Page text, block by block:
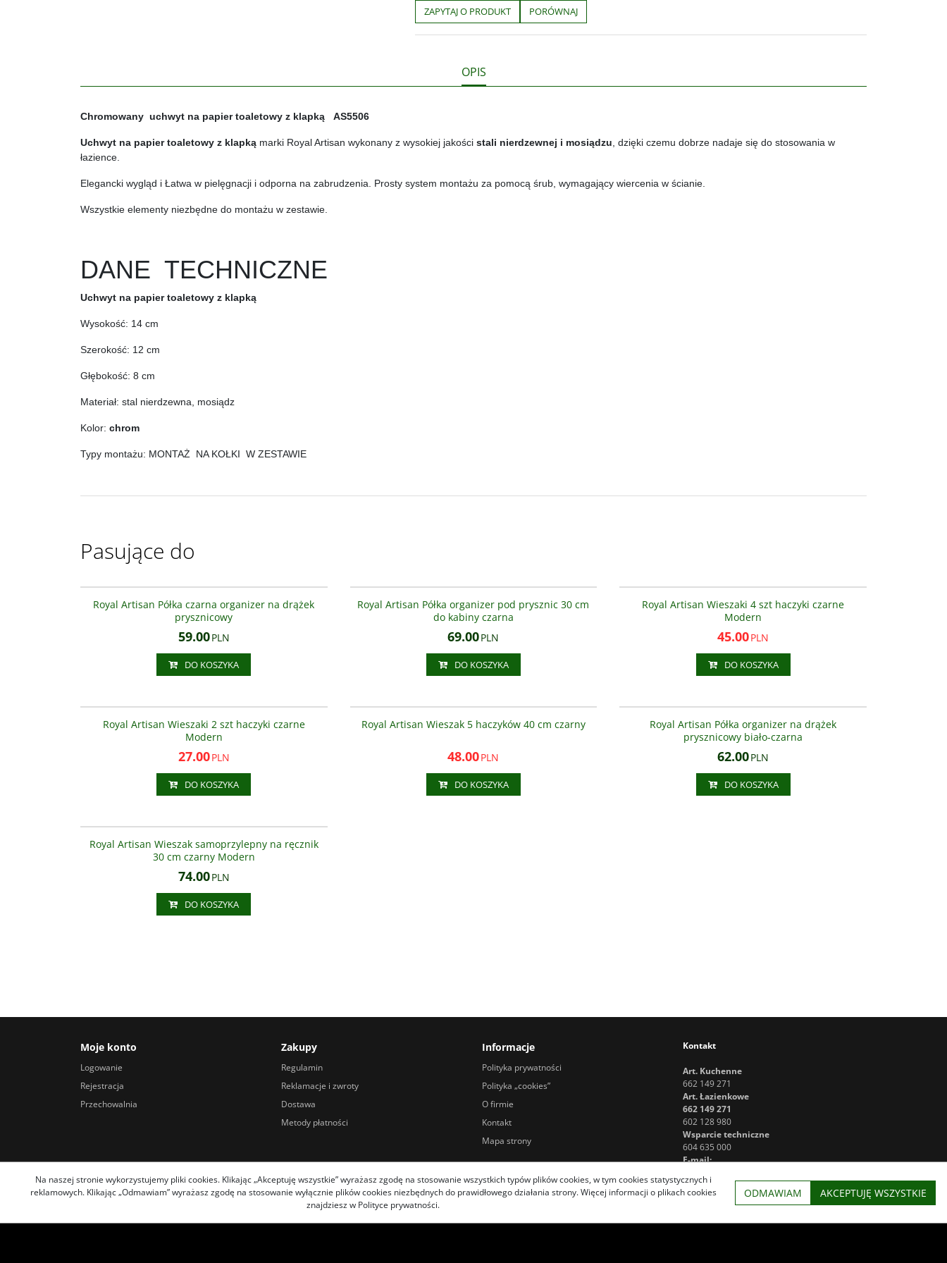
b
o
o
t
e
r
L
i
n
i
e
l
ZAPYTAJ O PRODUKT PORÓWNAJ
OPIS
Chromowany uchwyt na papier toaletowy z klapką AS5506
Uchwyt na papier toaletowy z klapką marki Royal Artisan wykonany z wysokiej jakości stali nierdzewnej i mosiądzu , dzięki czemu dobrze nadaje się do stosowania w
łazience.
Elegancki wygląd i Łatwa w pielęgnacji i odporna na zabrudzenia. Prosty system montażu za pomocą śrub, wymagający wiercenia w ścianie.
Wszystkie elementy niezbędne do montażu w zestawie.
DANE TECHNICZNE
Uchwyt na papier toaletowy z klapką
Wysokość: 14 cm
Szerokość: 12 cm
Głębokość: 8 cm
Materiał: stal nierdzewna, mosiądz
Kolor: chrom
Typy montażu: MONTAŻ NA KOŁKI W ZESTAWIE
Pasujące do
Royal Artisan Półka czarna organizer na drążek
prysznicowy
59.00PLN
DO KOSZYKA
Royal Artisan Półka organizer pod prysznic 30 cm
do kabiny czarna
69.00PLN
DO KOSZYKA
Royal Artisan Wieszaki 4 szt haczyki czarne
Modern
45.00PLN
DO KOSZYKA
Royal Artisan Wieszaki 2 szt haczyki czarne
Modern
27.00PLN
DO KOSZYKA
Royal Artisan Wieszak 5 haczyków 40 cm czarny
48.00PLN
DO KOSZYKA
Royal Artisan Półka organizer na drążek
prysznicowy biało-czarna
62.00PLN
DO KOSZYKA
Royal Artisan Wieszak samoprzylepny na ręcznik
30 cm czarny Modern
74.00PLN
DO KOSZYKA
Moje konto
Logowanie
Rejestracja
Przechowalnia
Zakupy
Regulamin
Reklamacje i zwroty
Dostawa
Metody płatności
Informacje
Polityka prywatności
Polityka „cookies”
O firmie
Kontakt
Mapa strony
Kontakt
Art. Kuchenne
662 149 271
Art. Łazienkowe
662 149 271
602 128 980
Wsparcie techniczne
604 635 000
E-mail:
Na naszej stronie wykorzystujemy pliki cookies. Klikając „Akceptuję wszystkie” wyrażasz zgodę na stosowanie wszystkich typów plików cookies, w tym cookies statystycznych i
reklamowych. Klikając „Odmawiam” wyrażasz zgodę na stosowanie wyłącznie plików cookies niezbędnych do prawidłowego działania strony. Więcej informacji o plikach cookies
znajdziesz w Polityce prywatności.
ODMAWIAM AKCEPTUJĘ WSZYSTKIE